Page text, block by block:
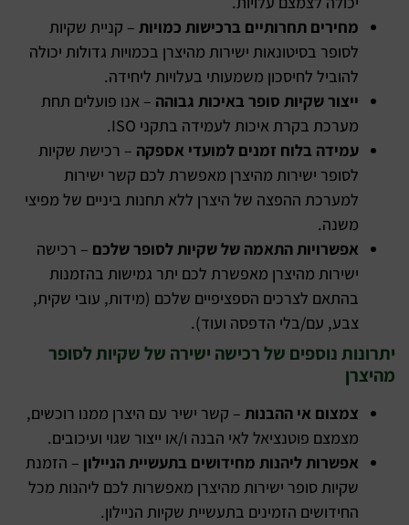
מחירים תחרותיים ברכישות כמויות – קניית שקיות
לסופר בסיטונאות ישירות מהיצרן בכמויות גדולות יכולה
להוביל לחיסכון משמעותי בעלויות ליחידה.
ייצור שקיות סופר באיכות גבוהה – אנו פועלים תחת
מערכת בקרת איכות לעמידה בתקני ISO.
עמידה בלוח זמנים למועדי אספקה – רכישת שקיות
לסופר ישירות מהיצרן מאפשרת לכם קשר ישירות
למערכת ההפצה של היצרן ללא תחנות ביניים של מפיצי
משנה.
אפשרויות התאמה של שקיות לסופר שלכם – רכישה
ישירות מהיצרן מאפשרת לכם יתר גמישות בהזמנות
בהתאם לצרכים הספציפיים שלכם (מידות, עובי שקית,
צבע, עם/בלי הדפסה ועוד).
יתרונות נוספים של רכישה ישירה של שקיות לסופר
מהיצרן
צמצום אי ההבנות – קשר ישיר עם היצרן ממנו רוכשים,
מצמצם פוטנציאל לאי הבנה ו/או ייצור שגוי ועיכובים.
אפשרות ליהנות מחידושים בתעשיית הניילון – הזמנת
שקיות סופר ישירות מהיצרן מאפשרות לכם ליהנות מכל
החידושים הזמינים בתעשיית שקיות הניילון.